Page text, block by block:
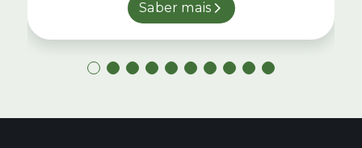
Saber mais